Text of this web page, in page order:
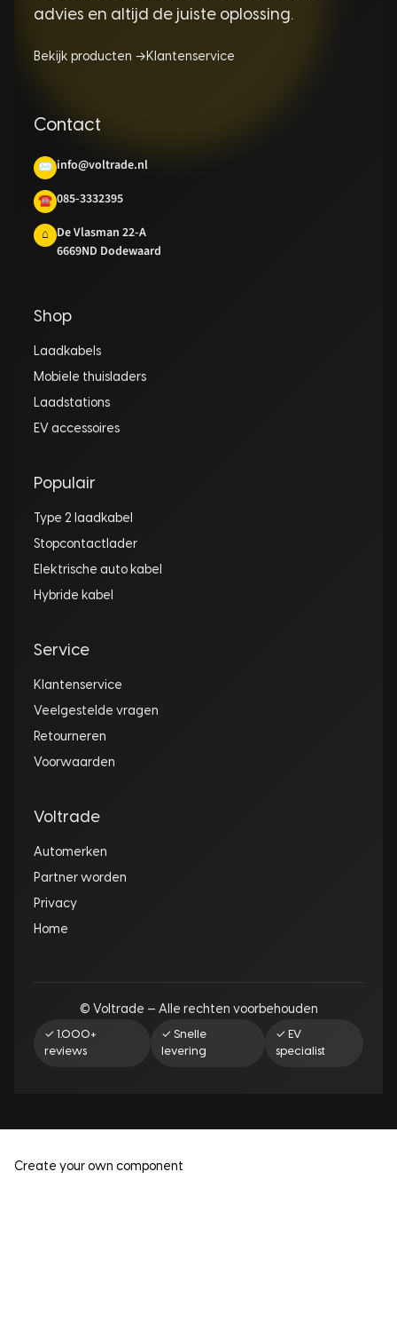
advies en altijd de juiste oplossing.
Bekijk producten → Klantenservice
Contact
✉ info@voltrade.nl
☎ 085-3332395
⌂
De Vlasman 22-A
6669ND Dodewaard
Shop
Laadkabels
Mobiele thuisladers
Laadstations
EV accessoires
Populair
Type 2 laadkabel
Stopcontactlader
Elektrische auto kabel
Hybride kabel
Service
Klantenservice
Veelgestelde vragen
Retourneren
Voorwaarden
Voltrade
Automerken
Partner worden
Privacy
Home
© Voltrade — Alle rechten voorbehouden
✓ 1.000+
reviews
✓ Snelle
levering
✓ EV
specialist
Create your own component